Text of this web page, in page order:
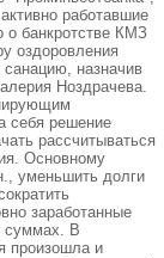
работавшие
о банкротстве КМЗ
оздоровления
санацию, назначив
Ноздрачева.
себя решение
рассчитываться
Основному
уменьшить долги
заработанные
суммах. В
произошла и